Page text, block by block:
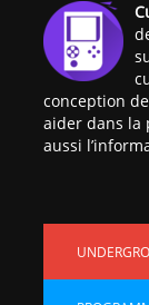
conception
aider dans la
aussi